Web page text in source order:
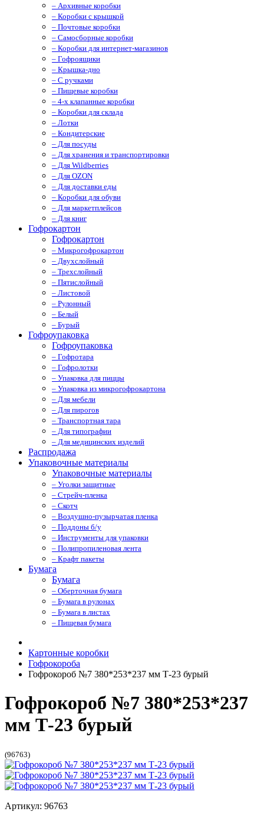
– Архивные коробки
– Коробки с крышкой
– Почтовые коробки
– Самосборные коробки
– Коробки для интернет-магазинов
– Гофроящики
– Крышка-дно
– С ручками
– Пищевые коробки
– 4-х клапанные коробки
– Коробки для склада
– Лотки
– Кондитерские
– Для посуды
– Для хранения и транспортировки
– Для Wildberries
– Для OZON
– Для доставки еды
– Коробки для обуви
– Для маркетплейсов
– Для книг
Гофрокартон
Гофрокартон
– Микрогофрокартон
– Двухслойный
– Трехслойный
– Пятислойный
– Листовой
– Рулонный
– Белый
– Бурый
Гофроупаковка
Гофроупаковка
– Гофротара
– Гофролотки
– Упаковка для пиццы
– Упаковка из микрогофрокартона
– Для мебели
– Для пирогов
– Транспортная тара
– Для типографии
– Для медицинских изделий
Распродажа
Упаковочные материалы
Упаковочные материалы
– Уголки защитные
– Стрейч-пленка
– Скотч
– Воздушно-пузырчатая пленка
– Поддоны б/у
– Инструменты для упаковки
– Полипропиленовая лента
– Крафт пакеты
Бумага
Бумага
– Оберточная бумага
– Бумага в рулонах
– Бумага в листах
– Пищевая бумага
Картонные коробки
Гофрокороба
Гофрокороб №7 380*253*237 мм Т-23 бурый
Гофрокороб №7 380*253*237
мм Т-23 бурый
(96763)
Артикул: 96763